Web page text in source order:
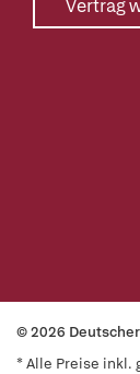
Vertrag
© 2026
* Alle Preise inkl.